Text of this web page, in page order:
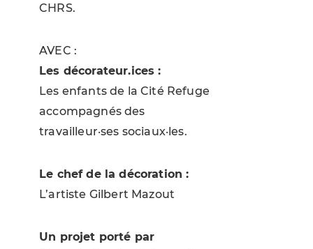
CHRS.
AVEC :
Les décorateur.ices :
Les enfants de la Cité Refuge
accompagnés des
travailleur·ses sociaux·les.
Le chef de la décoration :
L’artiste Gilbert Mazout
Un projet porté par